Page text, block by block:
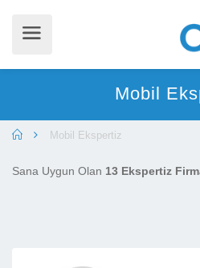
Mobil
Mobil Ekspertiz
Sana Uygun Olan 13 Ekspertiz